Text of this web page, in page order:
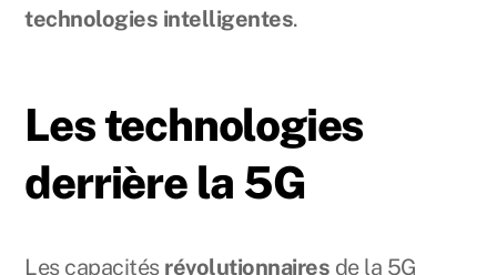
technologies intelligentes.
Les technologies
derrière la 5G
Les capacités révolutionnaires de la 5G